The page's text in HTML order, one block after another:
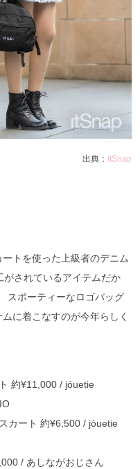
出典： itSnap
トを使った上級者のデニム
されているアイテムだか
スポーティーなロゴバッグ
に着こなすのが今年らしく
約¥11,000 / jóuetie
カート 約¥6,500 / jóuetie
/ あしながおじさん